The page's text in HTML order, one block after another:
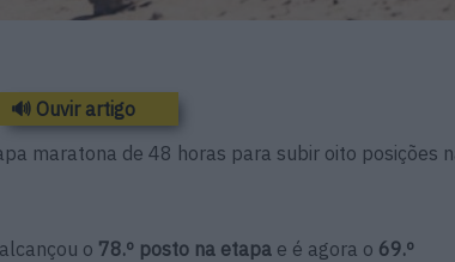
🔊 Ouvir artigo
maratona de 48 horas para subir oito posições
o 78.º posto na etapa e é agora o 69.º